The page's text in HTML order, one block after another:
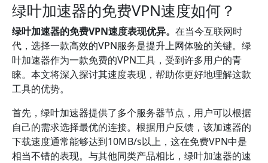
绿叶加速器的免费VPN速度如何？
绿叶加速器的免费VPN速度表现优异。 在当今互联网时
代，选择一款高效的VPN服务是提升上网体验的关键。绿
叶加速器作为一款免费的VPN工具，受到许多用户的青
睐。本文将深入探讨其速度表现，帮助你更好地理解这款
工具的优势。
首先，绿叶加速器提供了多个服务器节点，用户可以根据
自己的需求选择最优的连接。根据用户反馈，该加速器的
下载速度通常能够达到10MB/s以上，这在免费VPN中是
相当不错的表现。与其他同类产品相比，绿叶加速器的速